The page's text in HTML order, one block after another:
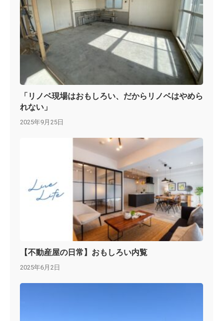
「リノベ現場はおもしろい、だからリノベはやめら
れない」
2025年9月25日
【不動産屋の日常】おもしろい内覧
2025年6月2日